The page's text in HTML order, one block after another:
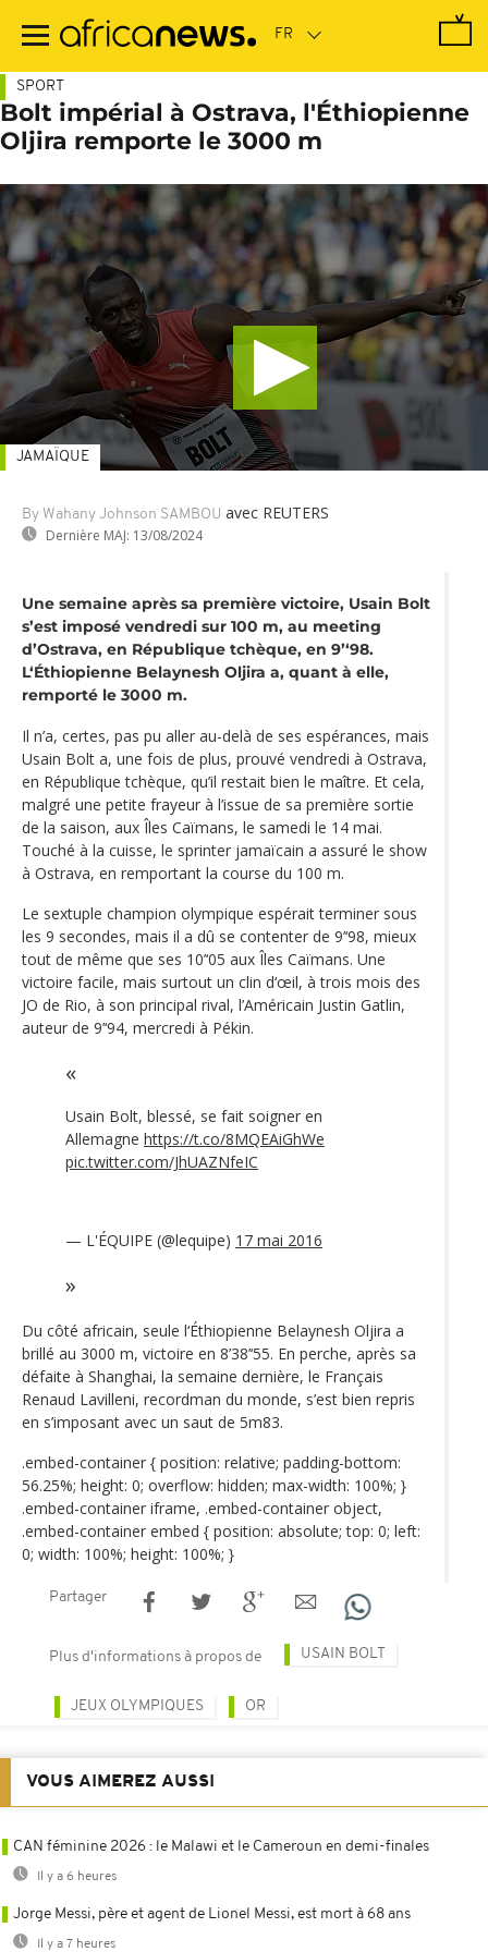
contenu
SPORT
Bolt impérial à Ostrava, l'Éthiopienne
Oljira remporte le 3000 m
By Wahany Johnson SAMBOU avec REUTERS
Dernière MAJ: 13/08/2024
JAMAÏQUE
Une semaine après sa première victoire, Usain Bolt
s’est imposé vendredi sur 100 m, au meeting
d’Ostrava, en République tchèque, en 9’‘98.
L‘Éthiopienne Belaynesh Oljira a, quant à elle,
remporté le 3000 m.
Il n’a, certes, pas pu aller au-delà de ses espérances, mais
Usain Bolt a, une fois de plus, prouvé vendredi à Ostrava,
en République tchèque, qu’il restait bien le maître. Et cela,
malgré une petite frayeur à l’issue de sa première sortie
de la saison, aux Îles Caïmans, le samedi le 14 mai.
Touché à la cuisse, le sprinter jamaïcain a assuré le show
à Ostrava, en remportant la course du 100 m.
Le sextuple champion olympique espérait terminer sous
les 9 secondes, mais il a dû se contenter de 9’‘98, mieux
tout de même que ses 10’‘05 aux Îles Caïmans. Une
victoire facile, mais surtout un clin d‘œil, à trois mois des
JO de Rio, à son principal rival, l’Américain Justin Gatlin,
auteur de 9’‘94, mercredi à Pékin.
Usain Bolt, blessé, se fait soigner en
Allemagne https://t.co/8MQEAiGhWe
pic.twitter.com/JhUAZNfeIC
— L'ÉQUIPE (@lequipe) 17 mai 2016
Du côté africain, seule l‘Éthiopienne Belaynesh Oljira a
brillé au 3000 m, victoire en 8’38’‘55. En perche, après sa
défaite à Shanghai, la semaine dernière, le Français
Renaud Lavilleni, recordman du monde, s’est bien repris
en s’imposant avec un saut de 5m83.
.embed-container { position: relative; padding-bottom:
56.25%; height: 0; overflow: hidden; max-width: 100%; }
.embed-container iframe, .embed-container object,
.embed-container embed { position: absolute; top: 0; left:
0; width: 100%; height: 100%; }
Partager
Plus d'informations à propos de USAIN BOLT
JEUX OLYMPIQUES OR
VOUS AIMEREZ AUSSI
CAN féminine 2026 : le Malawi et le Cameroun en demi-finales
Il y a 6 heures
Jorge Messi, père et agent de Lionel Messi, est mort à 68 ans
Il y a 7 heures